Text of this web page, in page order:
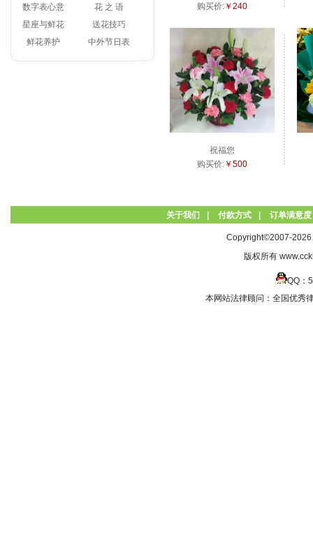
数字表心意
花 之 语
星座与鲜花
送花技巧
鲜花养护
中外节日表
购买价: ￥240
祝福您
购买价: ￥500
关于我们 付款方式 订单满意度
Copyright©2007-2026
版权所有
QQ
本网站法律顾问：全国优秀